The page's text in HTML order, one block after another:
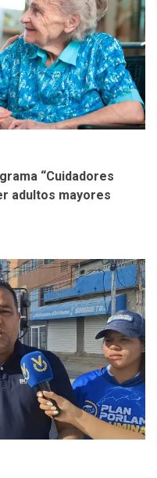
“Cuidadores
adultos mayores